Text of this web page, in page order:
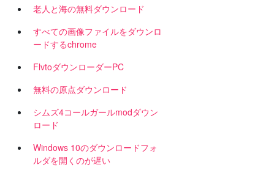
老人と海の無料ダウンロード
すべての画像ファイルをダウンロ
ードするchrome
FlvtoダウンローダーPC
無料の原点ダウンロード
シムズ4コールガールmodダウン
ロード
Windows 10のダウンロードフォ
ルダを開くのが遅い